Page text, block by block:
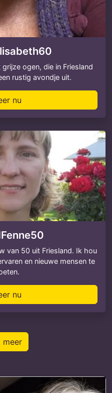
ogen, die in Friesland
rustig avondje uit.
nu
van 50 uit Friesland. Ik hou
en nieuwe mensen te
nu
meer